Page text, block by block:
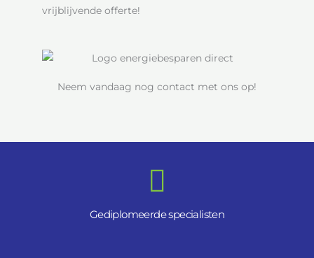
vrijblijvende offerte!
Neem vandaag nog contact met ons op!
Gediplomeerde specialisten